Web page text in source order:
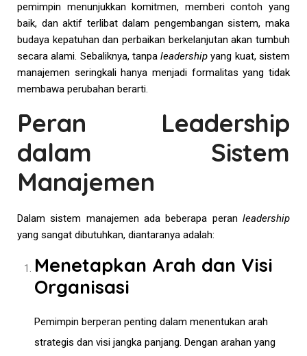
pemimpin menunjukkan komitmen, memberi contoh yang
baik, dan aktif terlibat dalam pengembangan sistem, maka
budaya kepatuhan dan perbaikan berkelanjutan akan tumbuh
secara alami. Sebaliknya, tanpaleadershipyang kuat, sistem
manajemen seringkali hanya menjadi formalitas yang tidak
membawa perubahan berarti.
Peran Leadership
dalam Sistem
Manajemen
Dalam sistem manajemen ada beberapa peran leadership
yang sangat dibutuhkan, diantaranya adalah:
Menetapkan Arah dan Visi
Organisasi
Pemimpin berperan penting dalam menentukan arah
strategis dan visi jangka panjang. Dengan arahan yang